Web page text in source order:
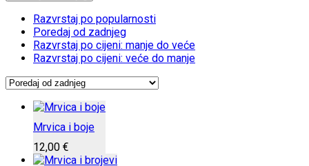
Razvrstaj po popularnosti
Poredaj od zadnjeg
Razvrstaj po cijeni: manje do veće
Razvrstaj po cijeni: veće do manje
Mrvica i boje
12,00 €